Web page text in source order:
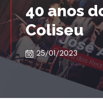
40 anos
Coliseu
25/01/2023